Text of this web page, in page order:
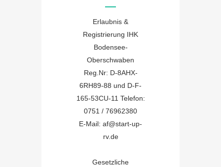
Erlaubnis &
Registrierung IHK
Bodensee-
Oberschwaben
Reg.Nr: D-8AHX-
6RH89-88 und D-F-
165-53CU-11 Telefon:
0751 / 76962380
E-Mail: af@start-up-
rv.de
Gesetzliche